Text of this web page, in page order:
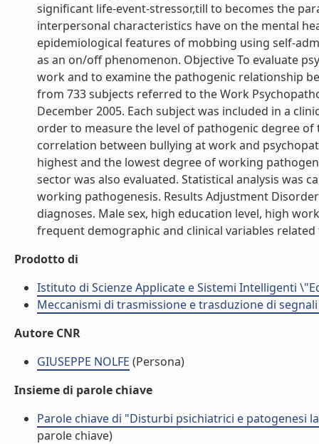
significant life-event-stressor,till to becomes the
interpersonal characteristics have on the mental
epidemiological features of mobbing using self-
as an on/off phenomenon. Objective To evaluate
work and to examine the pathogenic relationship
from 733 subjects referred to the Work
December 2005. Each subject was included in a
order to measure the level of pathogenic degree
correlation between bullying at work and
highest and the lowest degree of working
sector was also evaluated. Statistical analysis was
working pathogenesis. Results Adjustment
diagnoses. Male sex, high education level, high
frequent demographic and clinical variables
Prodotto di
Istituto di Scienze Applicate e Sistemi Intelligenti
Meccanismi di trasmissione e trasduzione di segnali
Autore CNR
GIUSEPPE NOLFE (Persona)
Insieme di parole chiave
Parole chiave di "Disturbi psichiatrici e patogenesi
parole chiave)